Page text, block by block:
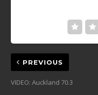
PREVIOUS
VIDEO: Auckland 70.3